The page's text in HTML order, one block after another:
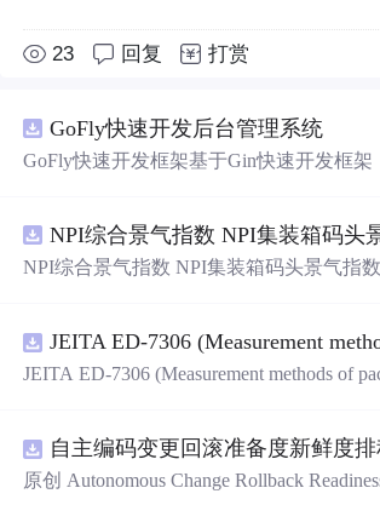
23 回复 打赏
GoFly快速开发后台管理系统
GoFly快速开发框架基于Gin快速开发框架
管理后台等。api文档管理并一键生成api
成 CRUD前后端代码丰富组件，基于 Gin
大道至简思想，接口单层设计，开发简单
码可读性和可维护性好、得益于Go优秀性
发都很优秀、需要硬件资源很小。
NPI综合景气指数 NPI集装箱码头景气指
JEITA ED-7306 (Measurement methods of
原创 Autonomous Change Rollback